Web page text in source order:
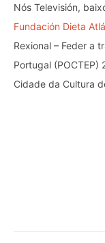
Nós Televisión,
Fundación Dieta
Rexional – Feder a
Portugal (POCTEP)
Cidade da Cultura